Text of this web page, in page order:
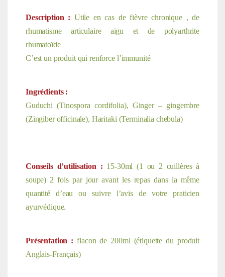
Description : Utile en cas de fièvre chronique , de
rhumatisme articulaire aigu et de polyarthrite
rhumatoïde
C’est un produit qui renforce l’immunité
Ingrédients :
Guduchi (Tinospora cordifolia), Ginger – gingembre
(Zingiber officinale), Haritaki (Terminalia chebula)
Conseils d’utilisation : 15-30ml (1 ou 2 cuillères à
soupe) 2 fois par jour avant les repas dans la même
quantité d’eau ou suivre l’avis de votre praticien
ayurvédique.
Présentation : flacon de 200ml (étiquette du produit
Anglais-Français)